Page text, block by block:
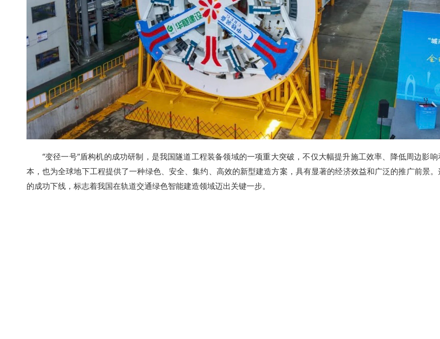
“变径一号”盾构机的成功研制，是我国隧道工程装备领域的一项重大突破，不仅大幅提升施工效率、降低周边影
本，也为全球地下工程提供了一种绿色、安全、集约、高效的新型建造方案，具有显著的经济效益和广泛的推广前景
的成功下线，标志着我国在轨道交通绿色智能建造领域迈出关键一步。